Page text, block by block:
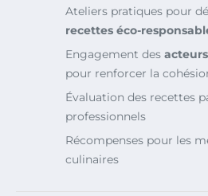
Ateliers pratiques pour
recettes éco-
Engagement des
pour renforcer la
Évaluation des recettes
professionnels
Récompenses pour les
culinaires